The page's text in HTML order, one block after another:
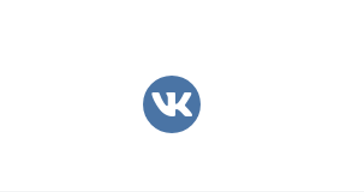
ВКонтакте